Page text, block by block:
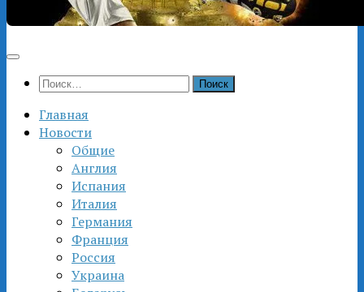
Найти:
Главная
Новости
Общие
Англия
Испания
Италия
Германия
Франция
Россия
Украина